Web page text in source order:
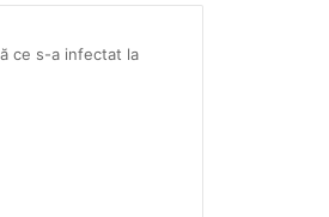
ce s-a infectat la